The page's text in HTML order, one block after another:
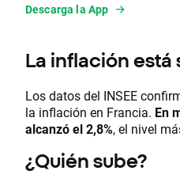
Descarga la App
La inflación está
Los datos del INSEE
la inflación en Francia. En
alcanzó el2,8%, el nivel
¿Quién sube?